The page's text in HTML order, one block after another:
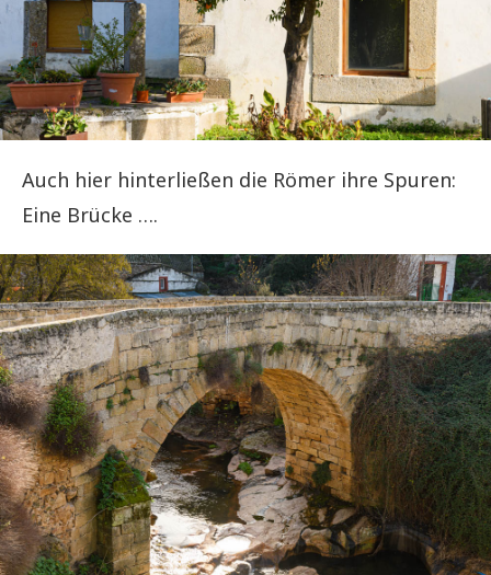
Auch hier hinterließen die Römer ihre Spuren:
Eine Brücke ….